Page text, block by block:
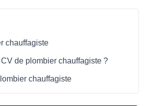
chauffagiste
de plombier chauffagiste ?
chauffagiste